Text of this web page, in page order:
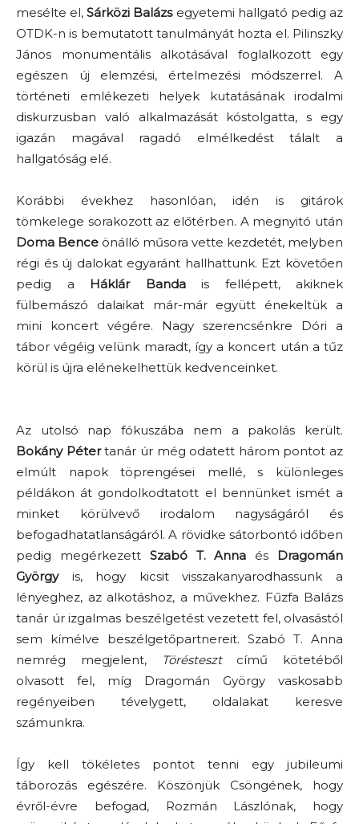
mesélte el,Sárközi Balázsegyetemi hallgató pedig az
OTDK-n is bemutatott tanulmányát hozta el. Pilinszky
János monumentális alkotásával foglalkozott egy
egészen új elemzési, értelmezési módszerrel. A
történeti emlékezeti helyek kutatásának irodalmi
diskurzusban való alkalmazását kóstolgatta, s egy
igazán magával ragadó elmélkedést tálalt a
hallgatóság elé.
Korábbi évekhez hasonlóan, idén is gitárok
tömkelege sorakozott az előtérben. A megnyitó után
Doma Bence önálló műsora vette kezdetét, melyben
régi és új dalokat egyaránt hallhattunk. Ezt követően
pedig a Háklár Bandais fellépett, akiknek
fülbemászó dalaikat már-már együtt énekeltük a
mini koncert végére. Nagy szerencsénkre Dóri a
tábor végéig velünk maradt, így a koncert után a tűz
körül is újra elénekelhettük kedvenceinket.
Az utolsó nap fókuszába nem a pakolás került.
Bokány Pétertanár úr még odatett három pontot az
elmúlt napok töprengései mellé, s különleges
példákon át gondolkodtatott el bennünket ismét a
minket körülvevő irodalom nagyságáról és
befogadhatatlanságáról. A rövidke sátorbontó időben
pedig megérkezett Szabó T. Anna és Dragomán
Györgyis, hogy kicsit visszakanyarodhassunk a
lényeghez, az alkotáshoz, a művekhez. Fűzfa Balázs
tanár úr izgalmas beszélgetést vezetett fel, olvasástól
sem kímélve beszélgetőpartnereit. Szabó T. Anna
nemrég megjelent,
Töréstesztcímű kötetéből
olvasott fel, míg Dragomán György vaskosabb
regényeiben tévelygett, oldalakat keresve
számunkra.
Így kell tökéletes pontot tenni egy jubileumi
táborozás egészére. Köszönjük Csöngének, hogy
évről-évre befogad, Rozmán Lászlónak, hogy